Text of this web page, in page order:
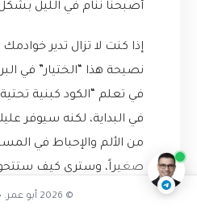
أصبحنا ننام في الليل
إذا كنت لا تزال تدير
نصيحة هذا “الختيار” في
في تعلم “الكود كبنية
في البداية، لكنه سيوفر
من الألم والإحباط في
صغيراً، وسترى كيف
متناغم وموثوق.
تفاعل مع الذكاء الاصطناعي
ناقشنا على تليجرام@AbuOmarTech_bot
© 2026 أبو عمر. جميع الحقوق محفوظة.